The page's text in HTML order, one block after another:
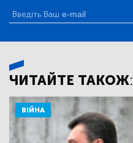
ЧИТАЙТЕ ТАКОЖ:
ВІЙНА